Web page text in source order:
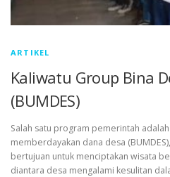
ARTIKEL
Kaliwatu Group Bina
(BUMDES)
Salah satu program pemerintah
memberdayakan dana desa
bertujuan untuk menciptakan wisata
diantara desa mengalami kesulitan